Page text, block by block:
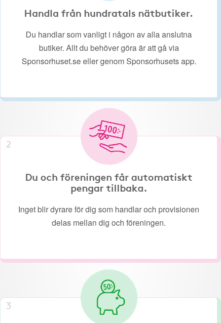
Handla från hundratals nätbutiker.
Du handlar som vanligt i någon av alla anslutna
butiker. Allt du behöver göra är att gå via
Sponsorhuset.se eller genom Sponsorhusets app.
2
Du och föreningen får automatiskt
pengar tillbaka.
Inget blir dyrare för dig som handlar och provisionen
delas mellan dig och föreningen.
3